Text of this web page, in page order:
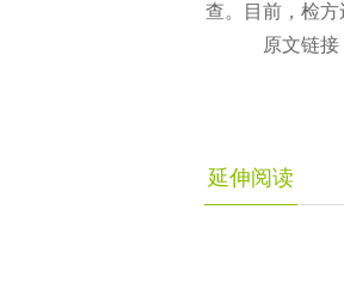
查。目前，检方
原文链接
延伸阅读